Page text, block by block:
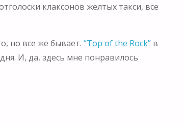
клаксонов желтых такси, все
но все же бывает. “Top of the Rock”в
И, да, здесь мне понравилось